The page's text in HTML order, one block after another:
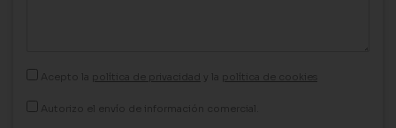
Acepto la política de privacidad y la política de cookies
Autorizo el envío de información comercial.